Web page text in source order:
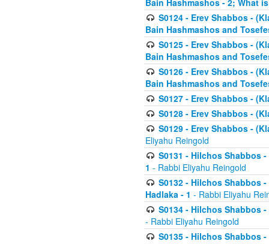
Bain Hashmashos - 2; What
S0124 - Erev Shabbos -
Bain Hashmashos and
S0125 - Erev Shabbos -
Bain Hashmashos and
S0126 - Erev Shabbos -
Bain Hashmashos and
S0127 - Erev Shabbos -
S0128 - Erev Shabbos -
S0129 - Erev Shabbos -
Eliyahu Reingold
S0131 - Hilchos Shabbos
1 - Rabbi Eliyahu Reingold
S0132 - Hilchos Shabbos
Hadlaka - 1 - Rabbi Eliyahu
S0134 - Hilchos Shabbos
- Rabbi Eliyahu Reingold
S0135 - Hilchos Shabbos